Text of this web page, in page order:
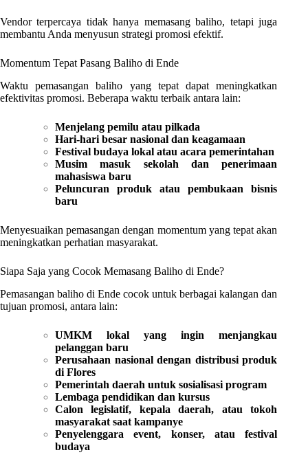
Vendor terpercaya tidak hanya memasang baliho, tetapi juga
membantu Anda menyusun strategi promosi efektif.
Momentum Tepat Pasang Baliho di Ende
Waktu pemasangan baliho yang tepat dapat meningkatkan
efektivitas promosi. Beberapa waktu terbaik antara lain:
Menjelang pemilu atau pilkada
Hari-hari besar nasional dan keagamaan
Festival budaya lokal atau acara pemerintahan
Musim masuk sekolah dan penerimaan
mahasiswa baru
Peluncuran produk atau pembukaan bisnis
baru
Menyesuaikan pemasangan dengan momentum yang tepat akan
meningkatkan perhatian masyarakat.
Siapa Saja yang Cocok Memasang Baliho di Ende?
Pemasangan baliho di Ende cocok untuk berbagai kalangan dan
tujuan promosi, antara lain:
UMKM lokal yang ingin menjangkau
pelanggan baru
Perusahaan nasional dengan distribusi produk
di Flores
Pemerintah daerah untuk sosialisasi program
Lembaga pendidikan dan kursus
Calon legislatif, kepala daerah, atau tokoh
masyarakat saat kampanye
Penyelenggara event, konser, atau festival
budaya